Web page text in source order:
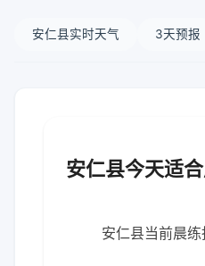
安仁县实时天气 3天预报
安仁县今天适
安仁县当前晨练